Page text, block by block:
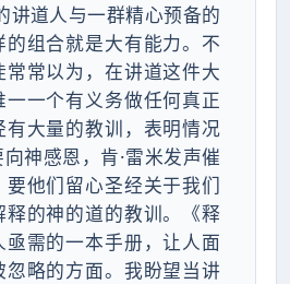
讲道人与一群精心预备的
组合就是大有能力。不
常以为，在讲道这件大
一个有义务做任何真正
大量的教训，表明情况
神感恩，肯·雷米发声催
他们留心圣经关于我们
释的神的道的教训。《释
需的一本手册，让人面
略的方面。我盼望当讲